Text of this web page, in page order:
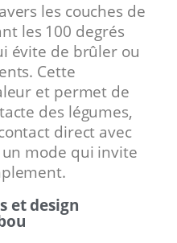
les couches de
les 100 degrés
évite de brûler ou
Cette
et permet de
des légumes,
direct avec
un mode qui invite
et design